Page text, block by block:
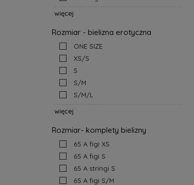
więcej
Rozmiar - bielizna erotyczna
ONE SIZE
XS/S
S
S/M
S/M/L
więcej
Rozmiar- komplety bielizny
65 A figi XS
65 A figi S
65 A stringi S
65 A figi S/M